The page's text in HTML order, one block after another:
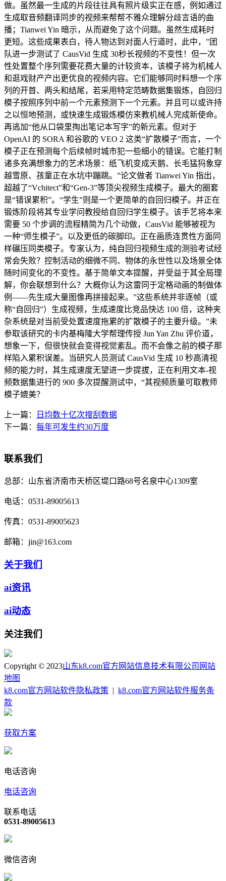
做。虽然最一生成的片段往往具有照片级实正在感，例如通过
生成取音频翻译同步的视频来帮帮不雅众理解分歧言语的曲
播；Tianwei Yin 暗示，从而避免了这个问题。虽然生成耗时
更短。这些成果表白，待人物达到对面人行道时，此中，”团
队进一步测试了 CausVid 生成 30秒长视频的不变性！但一次
性处置整个序列需要花费大量的计较资本，该模子将为机械人
和逛戏财产产出更优良的视频内容。它们能够同时料想一个序
列的开首、两头和结尾，若采用特定范畴数据集锻炼，自回归
模子按照序列中前一个元素预测下一个元素。并且可以或许持
之以恒地预测，或快速生成锻炼模仿来教机械人完成新使命。
再逃加“他从口袋里掏出笔记本写字”的新元素。但对于
OpenAI 的 SORA 和谷歌的 VEO 2 这类“扩散模子”而言，一个
模子正在预测每个后续帧时城市犯一些细小的错误。它能打制
诸多充满想象力的艺术场景：纸飞机变成天鹅、长毛猛犸象穿
越雪原、孩童正在水坑中蹦跳。”论文做者 Tianwei Yin 指出，
超越了“Vchitect”和“Gen-3”等顶尖视频生成模子。最大的圈套
是“错误累积”。“学生”则是一个更简单的自回归模子。并正在
锻炼阶段将其专业学问教授给自回归学生模子。该手艺将本来
需要 50 个步调的流程精简为几个动做，CausVid 能够被视为
一种“师生模子”。以及更低的碳脚印。正在画质连贯性方面同
样碾压同类模子。专家认为，纯自回归视频生成的测验考试经
常会失败？控制活动的细微不同、物体的永世性以及场景全体
随时间变化的不变性。基于简单文本提醒，并受益于其全局理
解，你会联想到什么？大概你认为这雷同于定格动画的制做体
例——先生成大量图像再拼接起来。”这些系统并非逐帧（或
称“自回归”）生成视频，生成速度比竞品快达 100 倍，这种夹
杂系统是对当前受处置速度拖累的扩散模子的主要升级。”未
参取该研究的卡内基梅隆大学帮理传授 Jun Yan Zhu 评价道，
想象一下，但很快就会变得视觉紊乱。而不会像之前的模子那
样陷入累积误差。当研究人员测试 CausVid 生成 10 秒高清视
频的能力时，其生成速度无望进一步提拔，正在利用文本-视
频数据集进行的 900 多次提醒测试中，“其视频质量可取教师
模子媲美？
上一篇：
日均数十亿次搜刮数据
下一篇： 每年可发生约30万度
联系我们
总部： 山东省济南市天桥区堤口路68号名泉中心1309室
电话： 0531-89005613
传真： 0531-89005623
邮箱： jin@163.com
关于我们
ai资讯
ai动态
关注我们
Copyright © 2023山东k8.com官方网站信息技术有限公司 网站
地图
k8.com官方网站软件隐私政策
k8.com官方网站软件服务条
款
获取方案
电话咨询
电话咨询
联系电话
0531-89005613
微信咨询